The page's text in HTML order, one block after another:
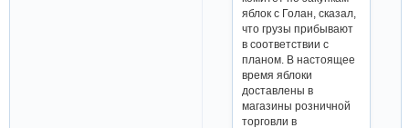
яблок с Голан, сказал,
что грузы прибывают
в соответствии с
планом. В настоящее
время яблоки
доставлены в
магазины розничной
торговли в